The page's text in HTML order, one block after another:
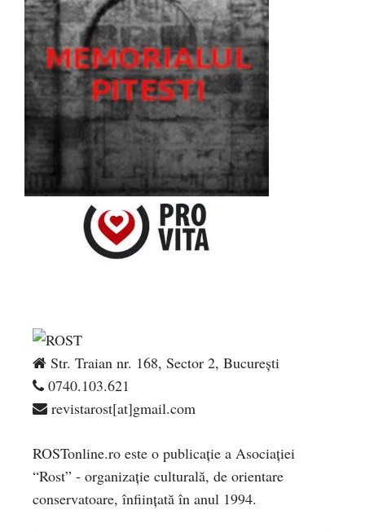
Str. Traian nr. 168, Sector 2, București
0740.103.621
revistarost[at]gmail.com
ROSTonline.ro este o publicaţie a Asociaţiei
“Rost” - organizaţie culturală, de orientare
conservatoare, înfiinţată în anul 1994.